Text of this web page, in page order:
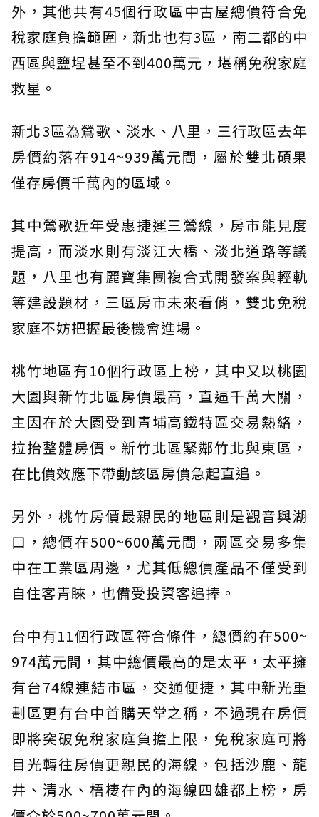
外，其他共有45個行政區中古屋總價符合免
稅家庭負擔範圍，新北也有3區，南二都的中
西區與鹽埕甚至不到400萬元，堪稱免稅家庭
救星。
新北3區為鶯歌、淡水、八里，三行政區去年
房價約落在914~939萬元間，屬於雙北碩果
僅存房價千萬內的區域。
其中鶯歌近年受惠捷運三鶯線，房市能見度
提高，而淡水則有淡江大橋、淡北道路等議
題，八里也有麗寶集團複合式開發案與輕軌
等建設題材，三區房市未來看俏，雙北免稅
家庭不妨把握最後機會進場。
桃竹地區有10個行政區上榜，其中又以桃園
大園與新竹北區房價最高，直逼千萬大關，
主因在於大園受到青埔高鐵特區交易熱絡，
拉抬整體房價。新竹北區緊鄰竹北與東區，
在比價效應下帶動該區房價急起直追。
另外，桃竹房價最親民的地區則是觀音與湖
口，總價在500~600萬元間，兩區交易多集
中在工業區周邊，尤其低總價產品不僅受到
自住客青睞，也備受投資客追捧。
台中有11個行政區符合條件，總價約在500~
974萬元間，其中總價最高的是太平，太平擁
有台74線連結市區，交通便捷，其中新光重
劃區更有台中首購天堂之稱，不過現在房價
即將突破免稅家庭負擔上限，免稅家庭可將
目光轉往房價更親民的海線，包括沙鹿、龍
井、清水、梧棲在內的海線四雄都上榜，房